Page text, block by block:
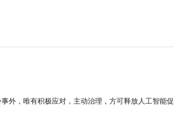
外，唯有积极应对，主动治理，方可释放人工智能